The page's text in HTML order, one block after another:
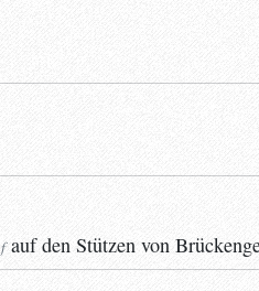
fauf den Stützen von